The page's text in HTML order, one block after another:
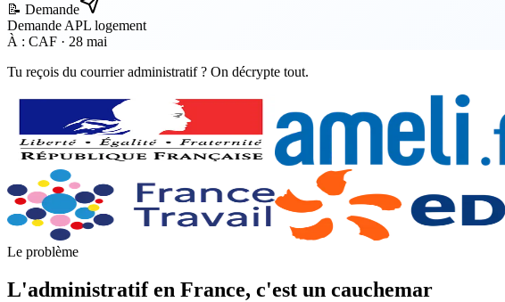
📝 Demande
Demande APL logement
À : CAF · 28 mai
Tu reçois du courrier administratif ? On décrypte tout.
Le problème
L'administratif en France, c'est un cauchemar